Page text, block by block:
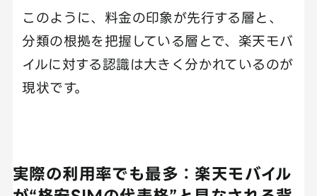
このように、料金の印象が先行する層と、
分類の根拠を把握している層とで、楽天モバ
イルに対する認識は大きく分かれているのが
現状です。
実際の利用率でも最多：楽天モバイル